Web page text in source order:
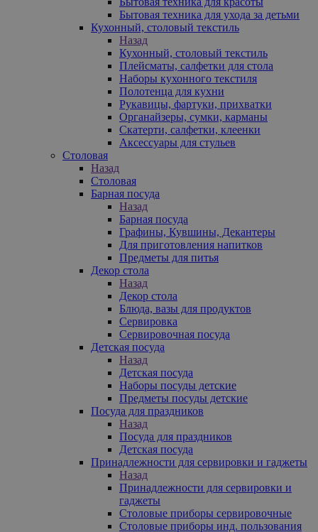
Бытовая техника для ухода за детьми
Кухонный, столовый текстиль
Назад
Кухонный, столовый текстиль
Плейсматы, салфетки для стола
Наборы кухонного текстиля
Полотенца для кухни
Рукавицы, фартуки, прихватки
Органайзеры, сумки, карманы
Скатерти, салфетки, клеенки
Аксессуары для стульев
Столовая
Назад
Столовая
Барная посуда
Назад
Барная посуда
Графины, Кувшины, Декантеры
Для приготовления напитков
Предметы для питья
Декор стола
Назад
Декор стола
Блюда, вазы для продуктов
Сервировка
Сервировочная посуда
Детская посуда
Назад
Детская посуда
Наборы посуды детские
Предметы посуды детские
Посуда для праздников
Назад
Посуда для праздников
Детская посуда
Принадлежности для сервировки и гаджеты
Назад
Принадлежности для сервировки и
гаджеты
Столовые приборы сервировочные
Столовые приборы инд. пользования